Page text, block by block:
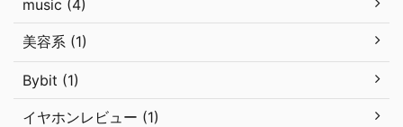
music (4)
美容系 (1)
Bybit (1)
イヤホンレビュー (1)